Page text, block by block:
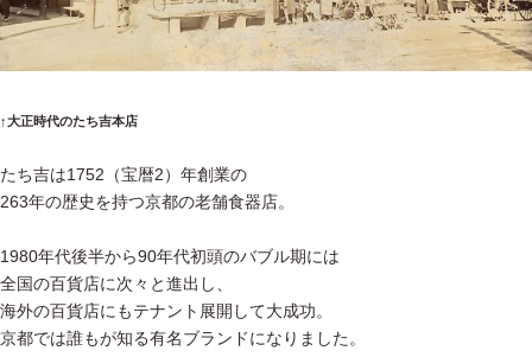
↑大正時代のたち吉本店
たち吉は1752（宝暦2）年創業の
263年の歴史を持つ京都の老舗食器店。
1980年代後半から90年代初頭のバブル期には
全国の百貨店に次々と進出し、
海外の百貨店にもテナント展開して大成功。
京都では誰もが知る有名ブランドになりました。